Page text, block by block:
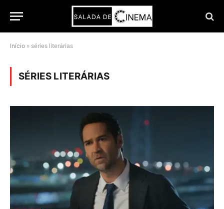
Início » séries literárias
SÉRIES LITERÁRIAS